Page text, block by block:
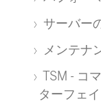
サーバー
メンテナ
TSM - コ
ターフェ